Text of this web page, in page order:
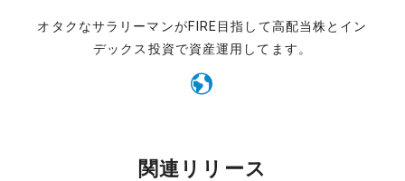
オタクなサラリーマンがFIRE目指して高配当株とイン
デックス投資で資産運用してます。
関連リリース